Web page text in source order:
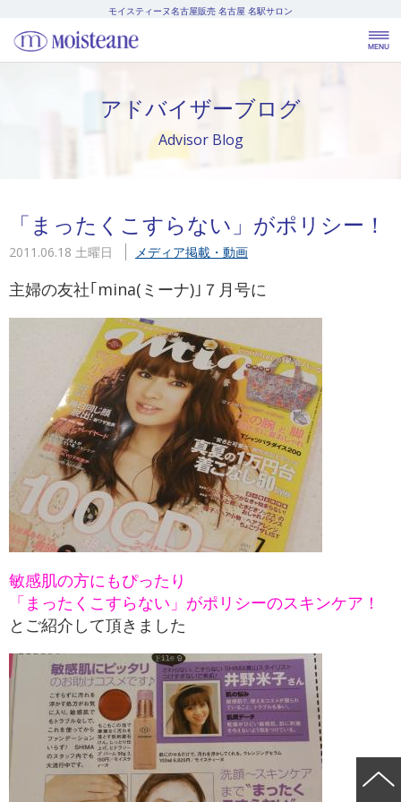
モイスティーヌ名古屋販売 名古屋 名駅サロン
アドバイザーブログ
Advisor Blog
「まったくこすらない」がポリシー！
2011.06.18 土曜日 メディア掲載・動画
主婦の友社｢mina(ミーナ)｣７月号に
敏感肌の方にもぴったり
「まったくこすらない」がポリシーのスキンケア！
とご紹介して頂きました